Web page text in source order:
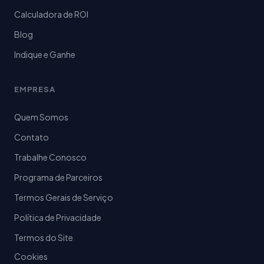
Calculadora de ROI
Blog
Indique e Ganhe
EMPRESA
Quem Somos
Contato
Trabalhe Conosco
Programa de Parceiros
Termos Gerais de Serviço
Política de Privacidade
Termos do Site
Cookies